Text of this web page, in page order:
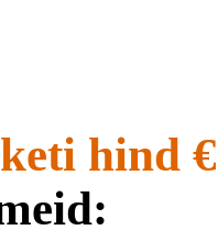
hind